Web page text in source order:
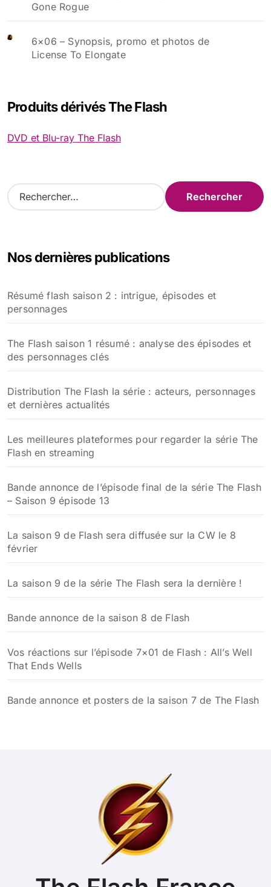
Gone Rogue
6×06 – Synopsis, promo et photos de
License To Elongate
Produits dérivés The Flash
DVD et Blu-ray The Flash
R
e
r
e
r
Nos dernières publications
Résumé flash saison 2 : intrigue, épisodes et
personnages
The Flash saison 1 résumé : analyse des épisodes et
des personnages clés
Distribution The Flash la série : acteurs, personnages
et dernières actualités
Les meilleures plateformes pour regarder la série The
Flash en streaming
Bande annonce de l’épisode final de la série The Flash
– Saison 9 épisode 13
La saison 9 de Flash sera diffusée sur la CW le 8
février
La saison 9 de la série The Flash sera la dernière !
Bande annonce de la saison 8 de Flash
Vos réactions sur l’épisode 7×01 de Flash : All’s Well
That Ends Wells
Bande annonce et posters de la saison 7 de The Flash